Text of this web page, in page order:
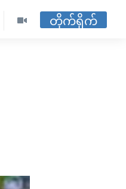
တိုက်ရိုက်